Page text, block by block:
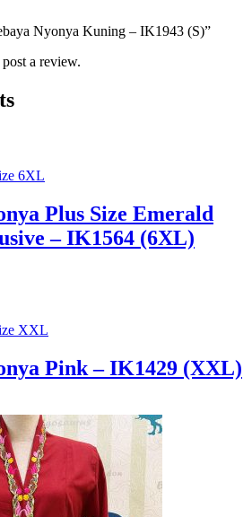
Nyonya Kuning – IK1943 (S)”
a review.
6XL
Plus Size Emerald
– IK1564 (6XL)
XXL
Pink – IK1429 (XXL)